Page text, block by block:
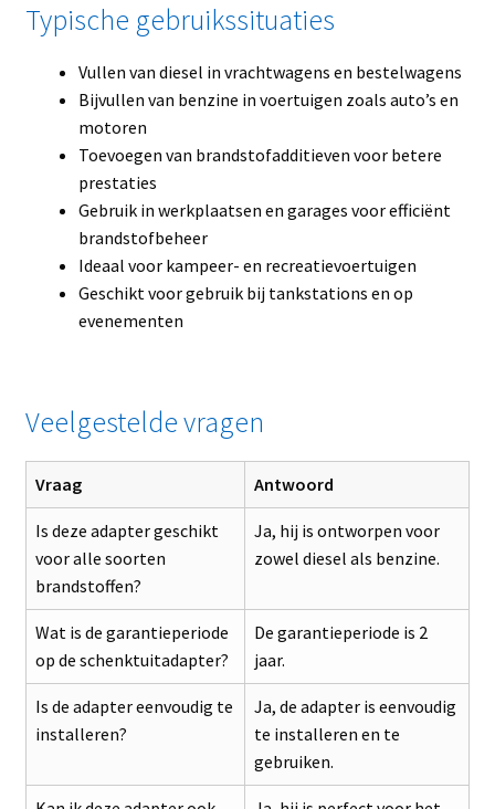
Typische gebruikssituaties
Vullen van diesel in vrachtwagens en bestelwagens
Bijvullen van benzine in voertuigen zoals auto’s en
motoren
Toevoegen van brandstofadditieven voor betere
prestaties
Gebruik in werkplaatsen en garages voor efficiënt
brandstofbeheer
Ideaal voor kampeer- en recreatievoertuigen
Geschikt voor gebruik bij tankstations en op
evenementen
Veelgestelde vragen
Vraag Antwoord
Is deze adapter geschikt
voor alle soorten
brandstoffen?
Ja, hij is ontworpen voor
zowel diesel als benzine.
Wat is de garantieperiode
op de schenktuitadapter?
De garantieperiode is 2
jaar.
Is de adapter eenvoudig te
installeren?
Ja, de adapter is eenvoudig
te installeren en te
gebruiken.